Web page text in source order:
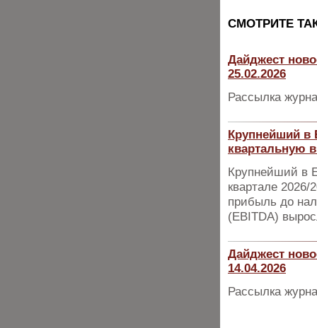
CМОТРИТЕ
Дайджест
25.02.2026
Рассылка
Крупнейший в
квартальную
Крупнейший в
квартале
прибыль до
(EBITDA)
Дайджест
14.04.2026
Рассылка